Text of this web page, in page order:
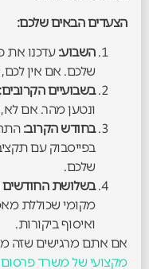
הצעדים הבאים שלכם:
השבוע:
שלכם. אם אין
בשבועיים הקרובים:
ונטען מהר. אם
בחודש הקרוב:
שלכם.
בשלושת החודשים
מקומי שכוללת
ואיסוף ביקורות.
אם אתם מרגישים שזה
מקצועי של משרד פרסום